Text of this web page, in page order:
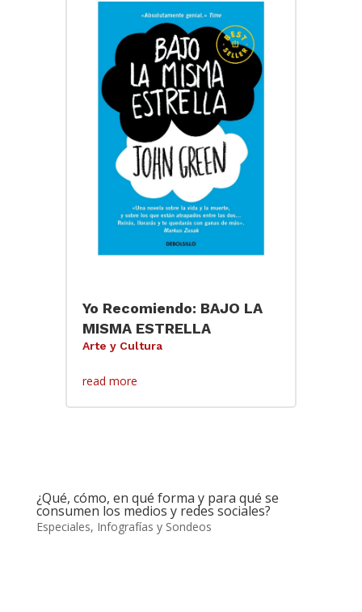
Yo Recomiendo: BAJO LA
MISMA ESTRELLA
Arte y Cultura
read more
¿Qué, cómo, en qué forma y para qué se
consumen los medios y redes sociales?
Especiales, Infografías y Sondeos